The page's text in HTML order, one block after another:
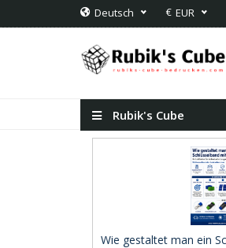
Deutsch € EUR
Rubik's Cube
Wie gestaltet man ein